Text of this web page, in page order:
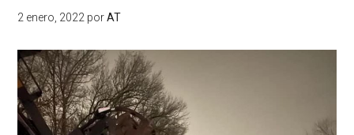
2 enero, 2022 porAT